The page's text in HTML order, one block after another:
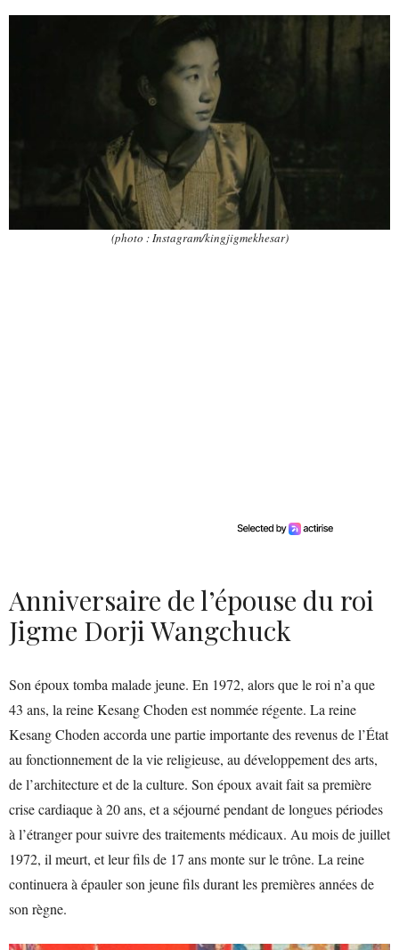
(photo : Instagram/kingjigmekhesar)
Anniversaire de l’épouse du roi
Jigme Dorji Wangchuck
Son époux tomba malade jeune. En 1972, alors que le roi n’a que
43 ans, la reine Kesang Choden est nommée régente. La reine
Kesang Choden accorda une partie importante des revenus de l’État
au fonctionnement de la vie religieuse, au développement des arts,
de l’architecture et de la culture. Son époux avait fait sa première
crise cardiaque à 20 ans, et a séjourné pendant de longues périodes
à l’étranger pour suivre des traitements médicaux. Au mois de juillet
1972, il meurt, et leur fils de 17 ans monte sur le trône. La reine
continuera à épauler son jeune fils durant les premières années de
son règne.